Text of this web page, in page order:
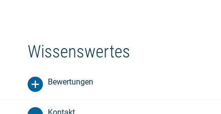
Wissenswertes
Bewertungen